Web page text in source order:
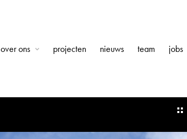
over ons projecten nieuws team jobs